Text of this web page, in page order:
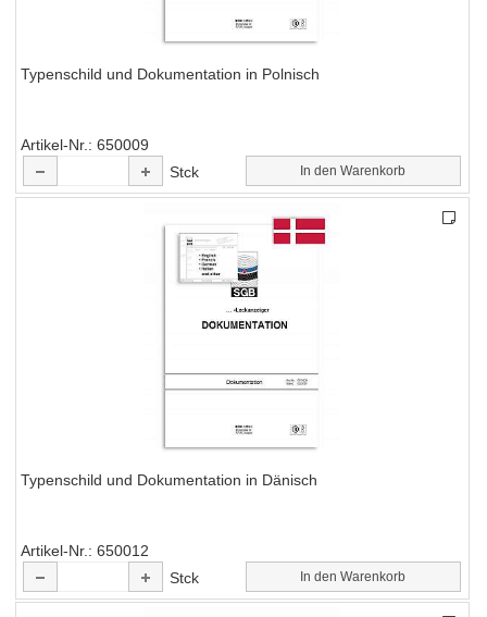
Typenschild und Dokumentation in Polnisch
Artikel-Nr.
650009
Stck
In den Warenkorb
Typenschild und Dokumentation in Dänisch
Artikel-Nr.
650012
Stck
In den Warenkorb